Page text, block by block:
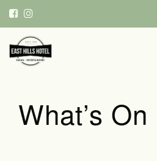
What’s On